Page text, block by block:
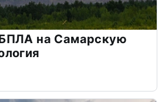
на Самарскую